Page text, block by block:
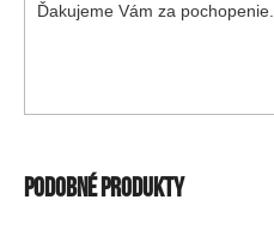
Ďakujeme Vám za pochopenie.
PODOBNÉ PRODUKTY